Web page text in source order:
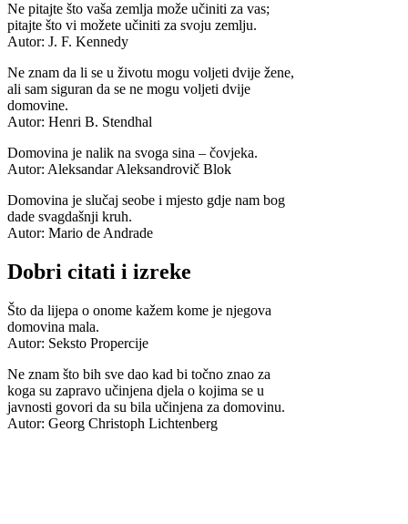
Ne pitajte što vaša zemlja može učiniti za vas;
pitajte što vi možete učiniti za svoju zemlju.
Autor: J. F. Kennedy
Ne znam da li se u životu mogu voljeti dvije žene,
ali sam siguran da se ne mogu voljeti dvije
domovine.
Autor: Henri B. Stendhal
Domovina je nalik na svoga sina – čovjeka.
Autor: Aleksandar Aleksandrovič Blok
Domovina je slučaj seobe i mjesto gdje nam bog
dade svagdašnji kruh.
Autor: Mario de Andrade
Dobri citati i izreke
Što da lijepa o onome kažem kome je njegova
domovina mala.
Autor: Seksto Propercije
Ne znam što bih sve dao kad bi točno znao za
koga su zapravo učinjena djela o kojima se u
javnosti govori da su bila učinjena za domovinu.
Autor: Georg Christoph Lichtenberg